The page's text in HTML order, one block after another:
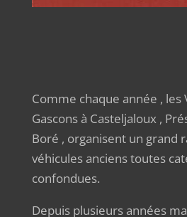
Comme chaque année , les
Gascons à Casteljaloux ,
Boré , organisent un grand
véhicules anciens toutes
confondues.
Depuis plusieurs années